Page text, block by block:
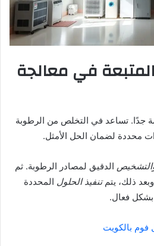
في معالجة
جدًا. تساعد في التخلص من الرطوبة
محددة لضمان الحل الأمثل.
والتشخيص الدقيق لمصادر الرطوبة. ثم
ذلك، يتمتنفيذ الحلول المحددة
فعال.
بالكويت